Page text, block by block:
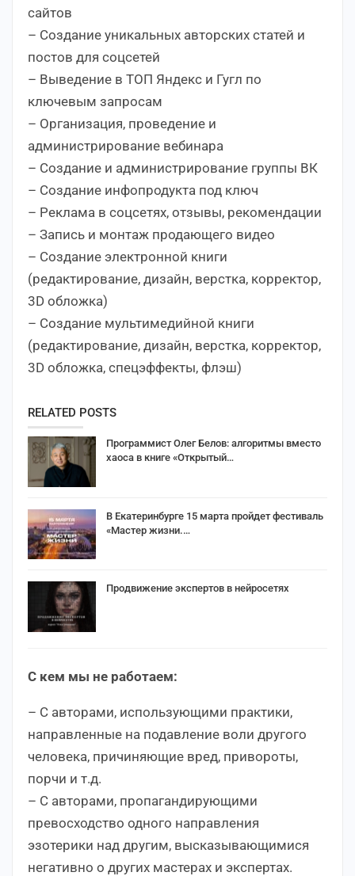
сайтов
– Создание уникальных авторских статей и
постов для соцсетей
– Выведение в ТОП Яндекс и Гугл по
ключевым запросам
– Организация, проведение и
администрирование вебинара
– Создание и администрирование группы ВК
– Создание инфопродукта под ключ
– Реклама в соцсетях, отзывы, рекомендации
– Запись и монтаж продающего видео
– Создание электронной книги
(редактирование, дизайн, верстка, корректор,
3D обложка)
– Создание мультимедийной книги
(редактирование, дизайн, верстка, корректор,
3D обложка, спецэффекты, флэш)
RELATED POSTS
Программист Олег Белов: алгоритмы вместо
хаоса в книге «Открытый…
В Екатеринбурге 15 марта пройдет фестиваль
«Мастер жизни.…
Продвижение экспертов в нейросетях
С кем мы не работаем:
– С авторами, использующими практики,
направленные на подавление воли другого
человека, причиняющие вред, привороты,
порчи и т.д.
– С авторами, пропагандирующими
превосходство одного направления
эзотерики над другим, высказывающимися
негативно о других мастерах и экспертах.